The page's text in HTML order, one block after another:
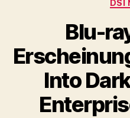
DSI
Blu-
Into